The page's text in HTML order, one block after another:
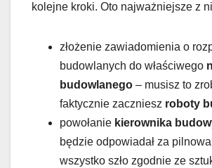
kolejne kroki. Oto najważniejsze z
złożenie zawiadomienia o
budowlanych do właściwego
budowlanego – musisz to
faktycznie zaczniesz roboty
powołanie kierownika
będzie odpowiadał za
wszystko szło zgodnie ze